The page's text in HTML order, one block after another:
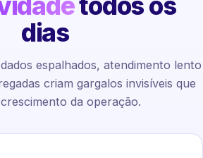
dias
espalhados, atendimento lento
criam gargalos invisíveis que
da operação.